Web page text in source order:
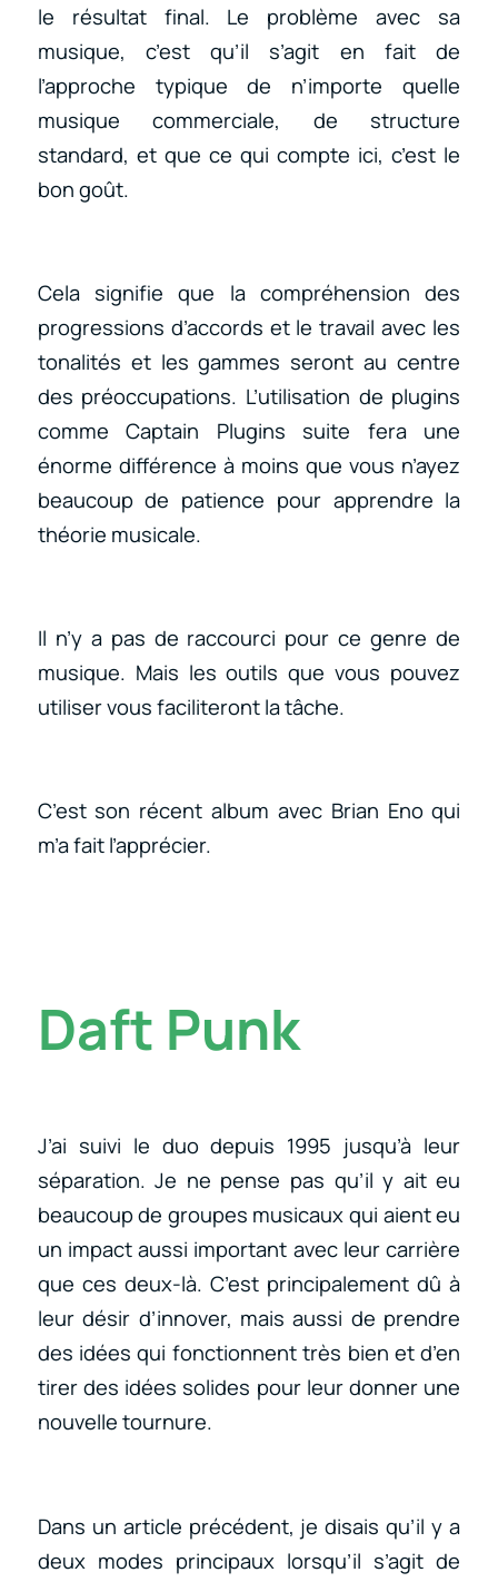
le résultat final. Le problème avec sa
musique, c’est qu’il s’agit en fait de
l’approche typique de n’importe quelle
musique commerciale, de structure
standard, et que ce qui compte ici, c’est le
bon goût.
Cela signifie que la compréhension des
progressions d’accords et le travail avec les
tonalités et les gammes seront au centre
des préoccupations. L’utilisation de plugins
comme Captain Plugins suite fera une
énorme différence à moins que vous n’ayez
beaucoup de patience pour apprendre la
théorie musicale.
Il n’y a pas de raccourci pour ce genre de
musique. Mais les outils que vous pouvez
utiliser vous faciliteront la tâche.
C’est son récent album avec Brian Eno qui
m’a fait l’apprécier.
Daft Punk
J’ai suivi le duo depuis 1995 jusqu’à leur
séparation. Je ne pense pas qu’il y ait eu
beaucoup de groupes musicaux qui aient eu
un impact aussi important avec leur carrière
que ces deux-là. C’est principalement dû à
leur désir d’innover, mais aussi de prendre
des idées qui fonctionnent très bien et d’en
tirer des idées solides pour leur donner une
nouvelle tournure.
Dans un article précédent, je disais qu’il y a
deux modes principaux lorsqu’il s’agit de